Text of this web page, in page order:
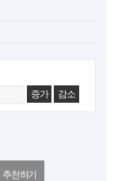
증가
감소
추천하기